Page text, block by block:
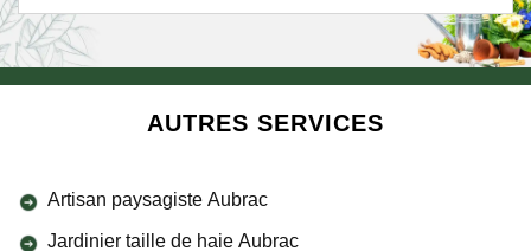
AUTRES SERVICES
Artisan paysagiste Aubrac
Jardinier taille de haie Aubrac